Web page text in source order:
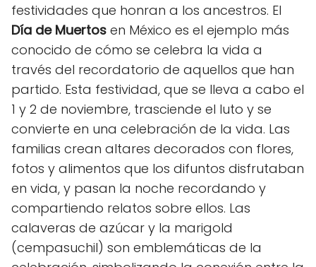
festividades que honran a los ancestros. El
Día de Muertos en México es el ejemplo más
conocido de cómo se celebra la vida a
través del recordatorio de aquellos que han
partido. Esta festividad, que se lleva a cabo el
1 y 2 de noviembre, trasciende el luto y se
convierte en una celebración de la vida. Las
familias crean altares decorados con flores,
fotos y alimentos que los difuntos disfrutaban
en vida, y pasan la noche recordando y
compartiendo relatos sobre ellos. Las
calaveras de azúcar y la marigold
(cempasuchil) son emblemáticas de la